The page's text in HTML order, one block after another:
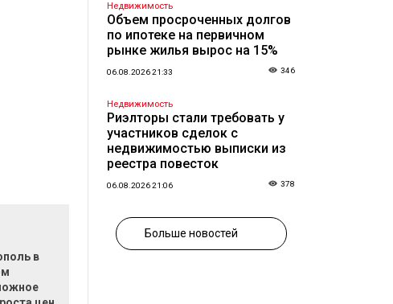
в
Недвижимость
Объем просроченных долгов
по ипотеке на первичном
рынке жилья вырос на 15%
06.08.2026 21:33 346
Недвижимость
Риэлторы стали требовать у
участников сделок с
недвижимостью выписки из
реестра повесток
06.08.2026 21:06 378
Больше новостей